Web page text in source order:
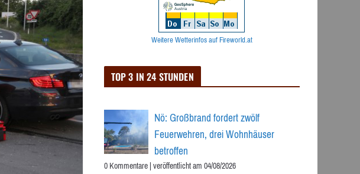
Weitere Wetterinfos auf Fireworld.at
TOP 3 IN 24 STUNDEN
Nö: Großbrand fordert zwölf
Feuerwehren, drei Wohnhäuser
betroffen
0 Kommentare|veröffentlicht am 04/08/2026